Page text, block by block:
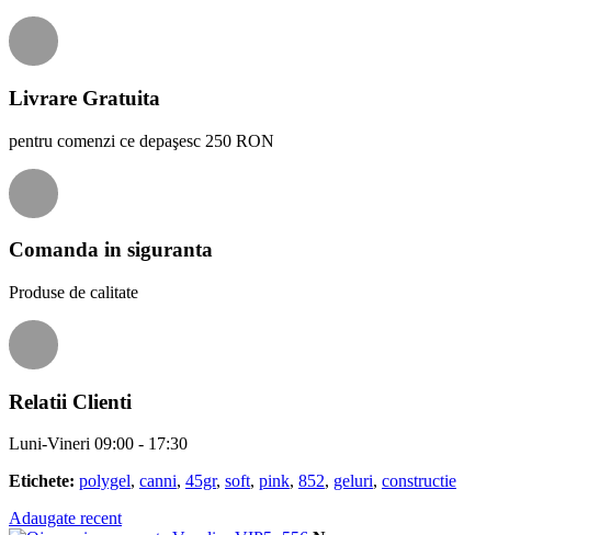
Livrare Gratuita
pentru comenzi ce depaşesc 250 RON
Comanda in siguranta
Produse de calitate
Relatii Clienti
Luni-Vineri 09:00 - 17:30
Etichete: polygel, canni, 45gr, soft, pink, 852, geluri, constructie
Adaugate recent